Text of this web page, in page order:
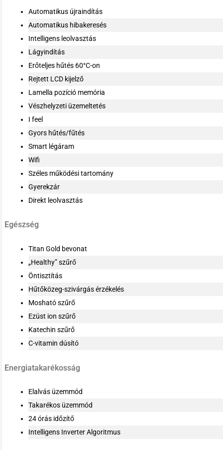
Automatikus újraindítás
Automatikus hibakeresés
Intelligens leolvasztás
Lágyindítás
Erőteljes hűtés 60°C-on
Rejtett LCD kijelző
Lamella pozíció memória
Vészhelyzeti üzemeltetés
I feel
Gyors hűtés/fűtés
Smart légáram
Wifi
Széles működési tartomány
Gyerekzár
Direkt leolvasztás
Egészség
Titan Gold bevonat
„Healthy” szűrő
Öntisztítás
Hűtőközeg-szivárgás érzékelés
Mosható szűrő
Ezüst ion szűrő
Katechin szűrő
C-vitamin dúsító
Energiatakarékosság
Elalvás üzemmód
Takarékos üzemmód
24 órás időzítő
Intelligens Inverter Algoritmus